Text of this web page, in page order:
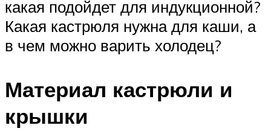
какая подойдет для индукционной?
Какая кастрюля нужна для каши, а
в чем можно варить холодец?
Материал кастрюли и
крышки